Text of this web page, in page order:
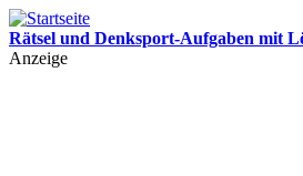
Rätsel und Denksport-Aufgaben mit
Leichte und schwere Rätsel für Kinder
Anzeige